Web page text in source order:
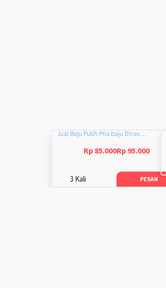
Jual Baju Putih Pria baju Dinas ...
Rp 85.000Rp 95.000
3 Kali PESAN